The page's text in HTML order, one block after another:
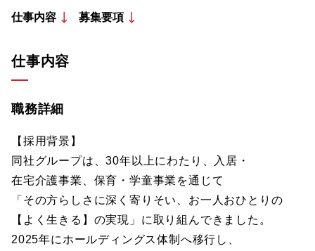
仕事内容 募集要項
仕事内容
職務詳細
【採用背景】
同社グループは、30年以上にわたり、入居・
在宅介護事業、保育・学童事業を通じて
「その方らしさに深く寄りそい、お一人おひとりの
【よく生きる】の実現」に取り組んできました。
2025年にホールディングス体制へ移行し、